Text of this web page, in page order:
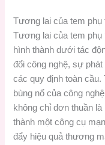
Tương lai của tem phụ
Tương lai của tem
hình thành dưới tác
đổi công nghệ, sự
các quy định toàn
bùng nổ của công
không chỉ đơn thuần
thành một công cụ
đẩy hiệu quả thương